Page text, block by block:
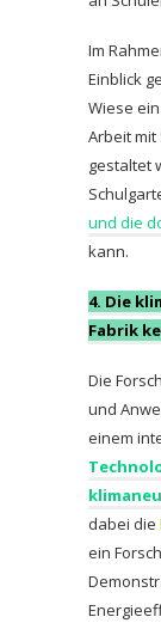
Im
Einblick
Wiese
Arbeit
gestaltet
und die
kann.
4. Die
Fabrik
Die
und
einem
dabei die
ein